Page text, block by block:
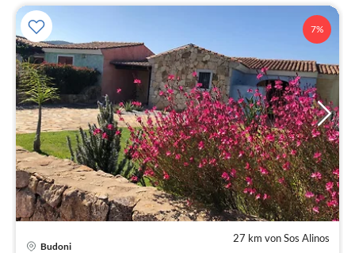
7%
27 km von Sos Alinos
Budoni